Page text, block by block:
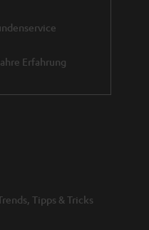
Erfahrung
Tipps & Tricks